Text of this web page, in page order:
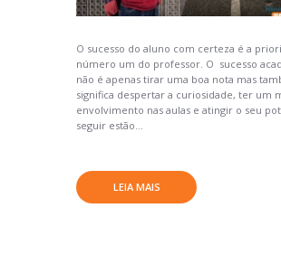
O sucesso do aluno com certeza é a
número um do professor. O sucesso
não é apenas tirar uma boa nota mas
significa despertar a curiosidade, ter um
envolvimento nas aulas e atingir o seu
seguir estão...
LEIA MAIS